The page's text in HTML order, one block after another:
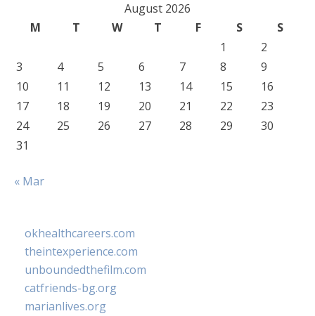
August 2026
M
T W T F S
S
1
2
3
4 5 6 7 8
9
10
11 12 13 14 15
16
17
18 19 20 21 22
23
24
25 26 27 28 29
30
31
« Mar
okhealthcareers.com
theintexperience.com
unboundedthefilm.com
catfriends-bg.org
marianlives.org